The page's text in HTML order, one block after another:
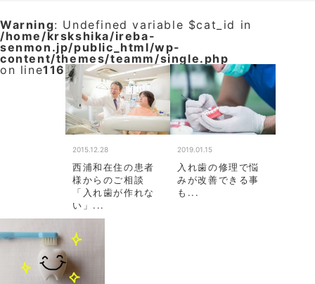
Warning: Undefined variable $cat_id in
/home/krskshika/ireba-
senmon.jp/public_html/wp-
content/themes/teamm/single.php
on line116
2015.12.28
西浦和在住の患者
様からのご相談
「入れ歯が作れな
い」...
2019.01.15
入れ歯の修理で悩
みが改善できる事
も...